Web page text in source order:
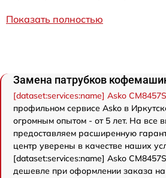
Показать полностью
Замена патрубков
[dataset:services:name] Asko CM8457S
профильном сервисе Asko в
огромным опытом - от 5 лет. На все
предоставляем расширенную
центр уверены в качестве наших
[dataset:services:name] Asko
дешевле при оформлении заказа